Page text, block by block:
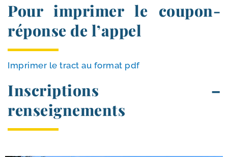
Pour imprimer le coupon-​
réponse de l’appel
Imprimer le tract au for­mat pdf
Inscriptions –
renseignements